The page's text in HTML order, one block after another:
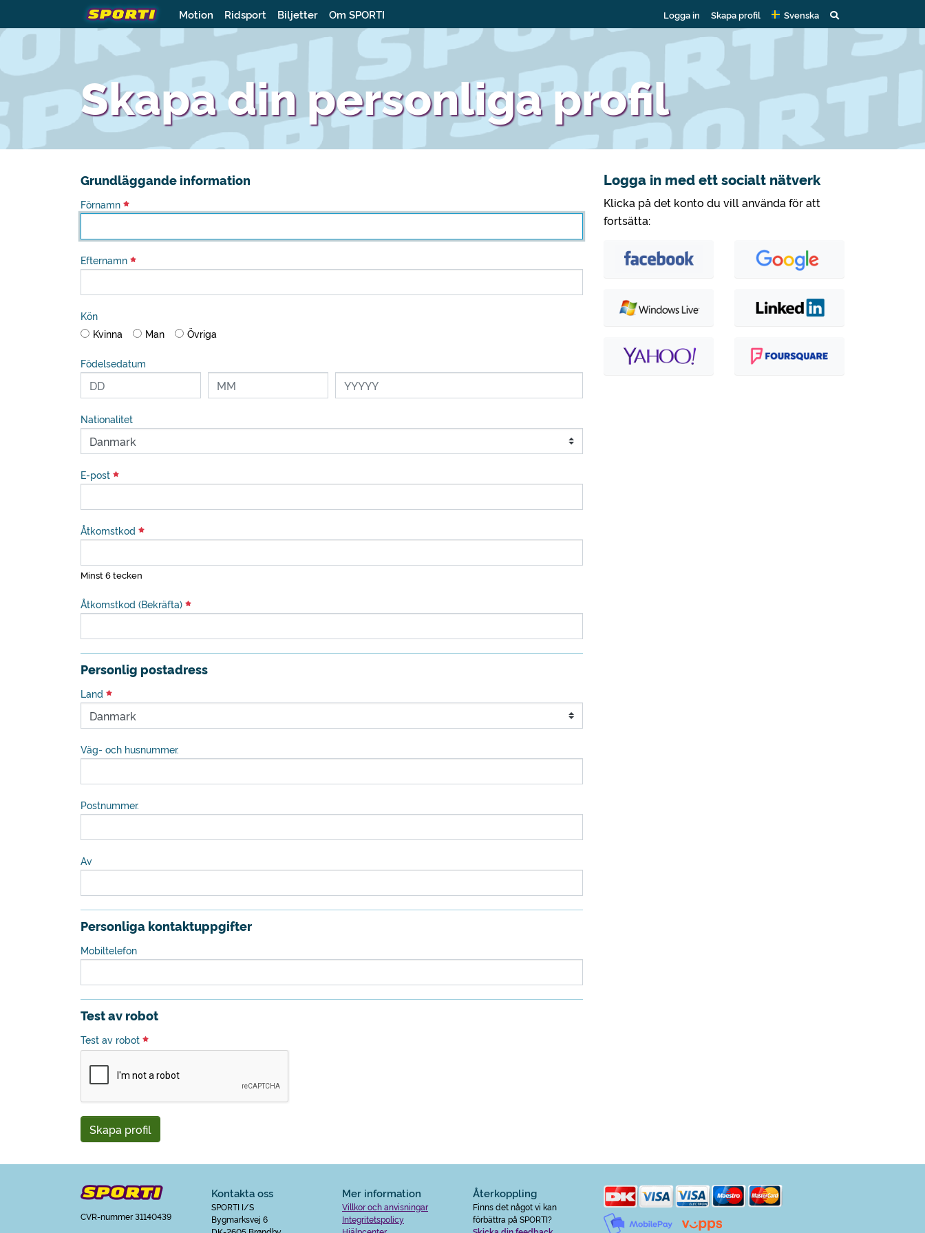
Motion Ridsport Biljetter Om SPORTI Logga in Skapa profil Svenska
Skapa din personliga profil
Grundläggande information
Förnamn
Efternamn
Kön
Kvinna
Man Övriga
Födelsedatum
Nationalitet
E-post
Åtkomstkod
Minst 6 tecken
Åtkomstkod (Bekräfta)
Personlig postadress
Land
Väg- och husnummer.
Postnummer.
Av
Personliga kontaktuppgifter
Mobiltelefon
Test av robot
Test av robot
Skapa profil
Logga in med ett socialt nätverk
Klicka på det konto du vill använda för att
fortsätta:
CVR-nummer 31140439
Kontakta oss
SPORTI I/S
Bygmarksvej 6
Mer information
Villkor och anvisningar
Integritetspolicy
Återkoppling
Finns det något vi kan
förbättra på SPORTI?